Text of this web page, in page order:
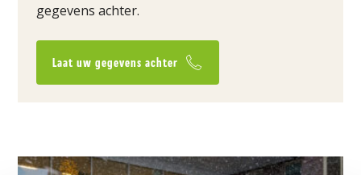
gegevens achter.
Laat uw gegevens achter